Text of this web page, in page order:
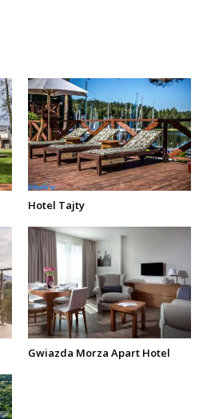
Hotel Tajty
Gwiazda Morza Apart Hotel